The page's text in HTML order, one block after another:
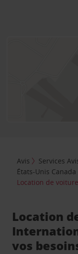
Avis Services
États-Unis Canada
Location de
Location
vos